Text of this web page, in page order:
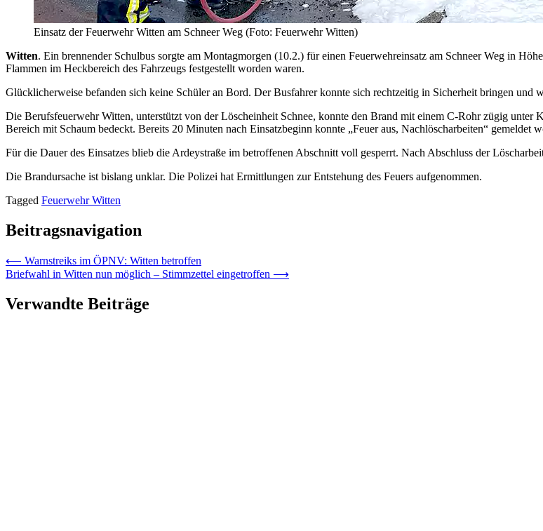
Einsatz der Feuerwehr Witten am Schneer Weg (Foto: Feuerwehr Witten)
Witten. Ein brennender Schulbus sorgte am Montagmorgen (10.2.) für einen Feuerwehreinsatz am Schneer Weg in
Flammen im Heckbereich des Fahrzeugs festgestellt worden waren.
Glücklicherweise befanden sich keine Schüler an Bord. Der Busfahrer konnte sich rechtzeitig in Sicherheit bringen und
Die Berufsfeuerwehr Witten, unterstützt von der Löscheinheit Schnee, konnte den Brand mit einem C-Rohr zügig
Bereich mit Schaum bedeckt. Bereits 20 Minuten nach Einsatzbeginn konnte „Feuer aus, Nachlöscharbeiten“ gemeldet
Für die Dauer des Einsatzes blieb die Ardeystraße im betroffenen Abschnitt voll gesperrt. Nach Abschluss der
Die Brandursache ist bislang unklar. Die Polizei hat Ermittlungen zur Entstehung des Feuers aufgenommen.
Tagged Feuerwehr Witten
Beitragsnavigation
⟵ Warnstreiks im ÖPNV: Witten betroffen
Briefwahl in Witten nun möglich – Stimmzettel eingetroffen ⟶
Verwandte Beiträge